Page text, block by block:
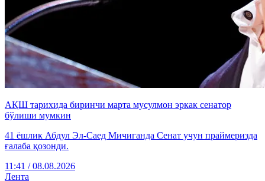
АҚШ тарихида биринчи марта мусулмон эркак сенатор
бўлиши мумкин
41 ёшлик Абдул Эл-Саед Мичиганда Сенат учун праймеризда
ғалаба қозонди.
11:41 / 08.08.2026
Лента